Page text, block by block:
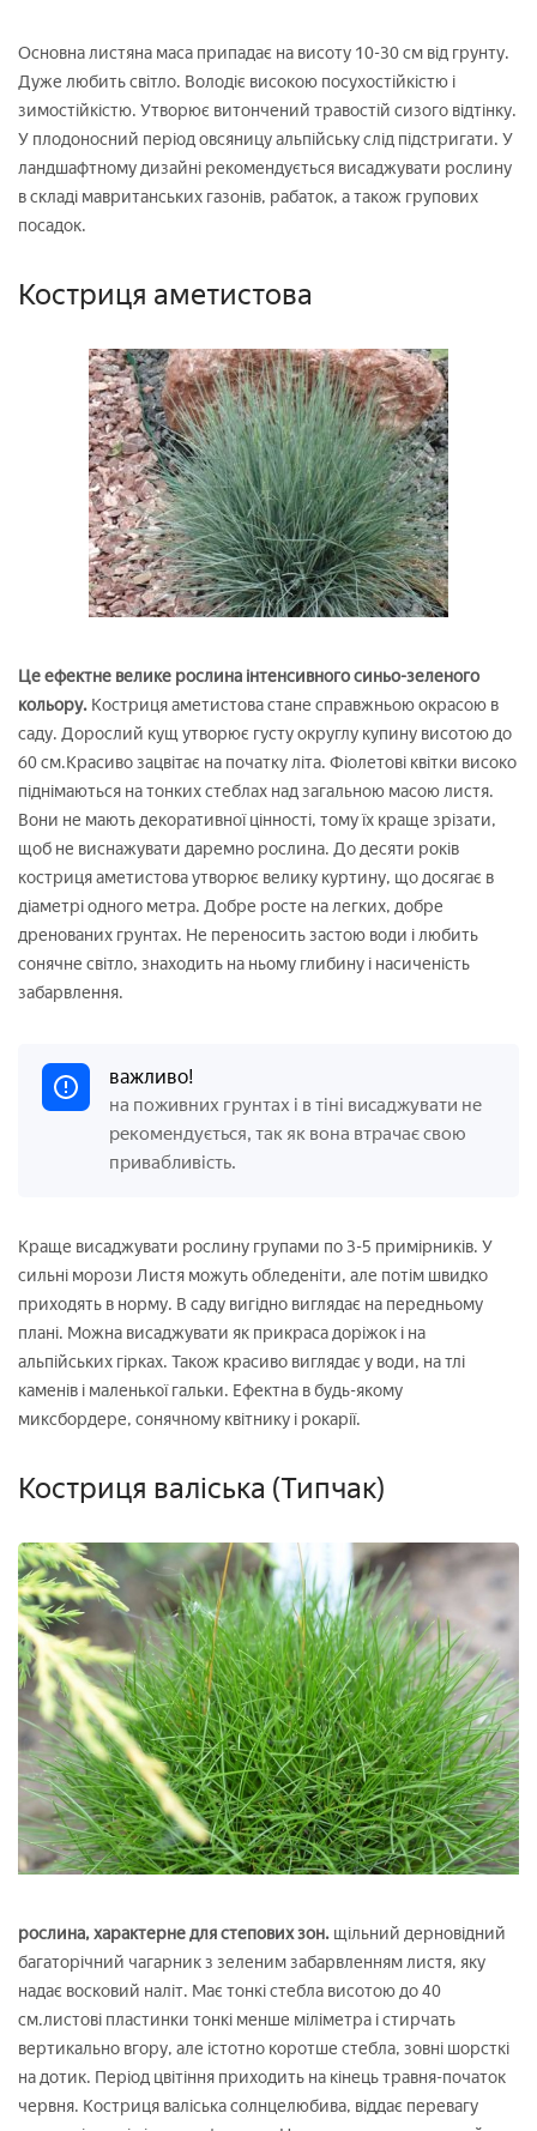
Основна листяна маса припадає на висоту 10-30 см від грунту.
Дуже любить світло. Володіє високою посухостійкістю і
зимостійкістю. Утворює витончений травостій сизого відтінку.
У плодоносний період овсяницу альпійську слід підстригати. У
ландшафтному дизайні рекомендується висаджувати рослину
в складі мавританських газонів, рабаток, а також групових
посадок.
Костриця аметистова
Це ефектне велике рослина інтенсивного синьо-зеленого
кольору. Костриця аметистова стане справжньою окрасою в
саду. Дорослий кущ утворює густу округлу купину висотою до
60 см.Красиво зацвітає на початку літа. Фіолетові квітки високо
піднімаються на тонких стеблах над загальною масою листя.
Вони не мають декоративної цінності, тому їх краще зрізати,
щоб не виснажувати даремно рослина. До десяти років
костриця аметистова утворює велику куртину, що досягає в
діаметрі одного метра. Добре росте на легких, добре
дренованих грунтах. Не переносить застою води і любить
сонячне світло, знаходить на ньому глибину і насиченість
забарвлення.
важливо!
на поживних грунтах і в тіні висаджувати не
рекомендується, так як вона втрачає свою
привабливість.
Краще висаджувати рослину групами по 3-5 примірників. У
сильні морози Листя можуть обледеніти, але потім швидко
приходять в норму. В саду вигідно виглядає на передньому
плані. Можна висаджувати як прикраса доріжок і на
альпійських гірках. Також красиво виглядає у води, на тлі
каменів і маленької гальки. Ефектна в будь-якому
миксбордере, сонячному квітнику і рокарії.
Костриця валіська (Типчак)
рослина, характерне для степових зон. щільний дерновідний
багаторічний чагарник з зеленим забарвленням листя, яку
надає восковий наліт. Має тонкі стебла висотою до 40
см.листові пластинки тонкі менше міліметра і стирчать
вертикально вгору, але істотно коротше стебла, зовні шорсткі
на дотик. Період цвітіння приходить на кінець травня-початок
червня. Костриця валіська солнцелюбива, віддає перевагу